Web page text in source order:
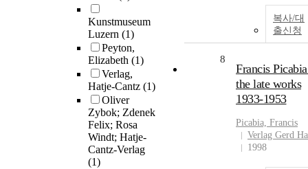
Kunstmuseum
Luzern (1)
Peyton,
Elizabeth (1)
Verlag,
Hatje-Cantz (1)
Oliver
Zybok; Zdenek
Felix; Rosa
Windt; Hatje-
Cantz-Verlag
(1)
복사/대
출신청
8
Francis
the late works
1933-1953
Picabia, Francis
Verlag Gerd
1998